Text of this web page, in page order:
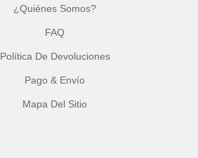
¿Quiénes Somos?
FAQ
Política De Devoluciones
Pago & Envío
Mapa Del Sitio